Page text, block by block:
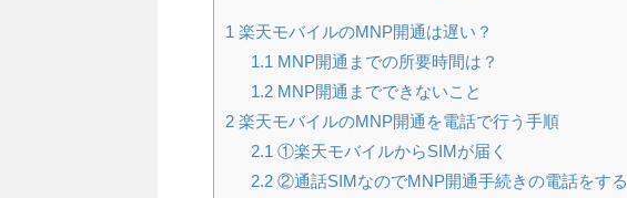
1 楽天モバイルのMNP開通は遅い？
1.1 MNP開通までの所要時間は？
1.2MNP開通までできないこと
2 楽天モバイルのMNP開通を電話で行う手順
2.1 ①楽天モバイルからSIMが届く
2.2②通話SIMなのでMNP開通手続きの電話をする